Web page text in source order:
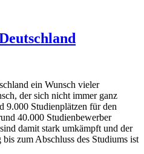
ein Wunsch vieler
der sich nicht immer ganz
9.000 Studienplätzen für den
40.000 Studienbewerber
damit stark umkämpft und der
zum Abschluss des Studiums ist